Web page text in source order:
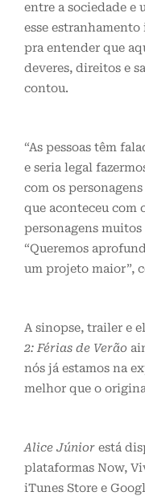
entre a sociedade e
esse
pra entender que
deveres, direitos e
contou.
“As pessoas têm
e seria legal
com os
que aconteceu com
personagens
“Queremos
um projeto maior”,
A sinopse, trailer e
2: Férias de Verão
nós já estamos na
melhor que o
Alice Júnior está
plataformas Now,
iTunes Store e